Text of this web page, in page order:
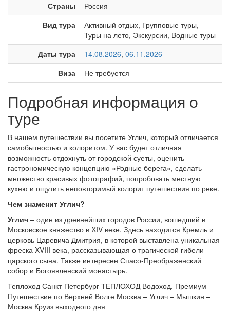
Страны
Россия
Вид тура
Активный отдых, Групповые туры,
Туры на лето, Экскурсии, Водные туры
Даты тура
14.08.2026, 06.11.2026
Виза
Не требуется
Подробная информация о
туре
В нашем путешествии вы посетите Углич, который отличается
самобытностью и колоритом. У вас будет отличная
возможность отдохнуть от городской суеты, оценить
гастрономическую концепцию «Родные берега», сделать
множество красивых фотографий, попробовать местную
кухню и ощутить неповторимый колорит путешествия по реке.
Чем знаменит Углич?
Углич – один из древнейших городов России, вошедший в
Московское княжество в XIV веке. Здесь находится Кремль и
церковь Царевича Дмитрия, в которой выставлена уникальная
фреска XVIII века, рассказывающая о трагической гибели
царского сына. Также интересен Спасо-Преображенский
собор и Богоявленский монастырь.
Теплоход Санкт-Петербург ТЕПЛОХОД Водоход. Премиум
Путешествие по Верхней Волге Москва – Углич – Мышкин –
Москва Круиз выходного дня